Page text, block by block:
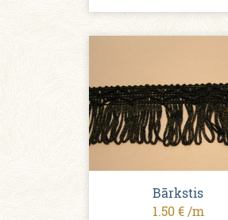
Bārkstis
1.50 € /m